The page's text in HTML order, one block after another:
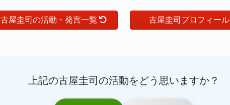
古屋圭司の活動・発言一覧 古屋圭司プロフィール
上記の古屋圭司の活動をどう思いますか？